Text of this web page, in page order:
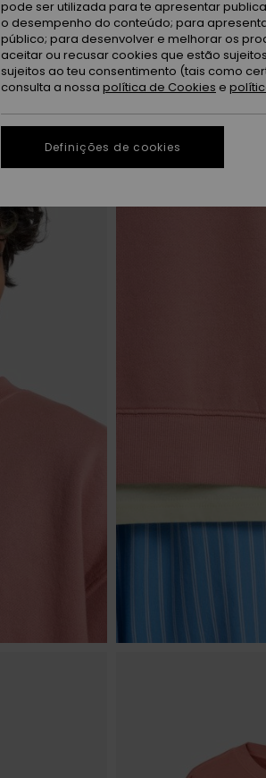
pode ser utilizada para te apresentar
o desempenho do conteúdo; para
público; para desenvolver e melhorar os
aceitar ou recusar cookies que estão
sujeitos ao teu consentimento (tais como
consulta a nossa política de Cookies e
Definições de cookies